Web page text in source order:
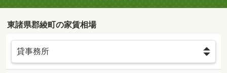
東諸県郡綾町の家賃相場